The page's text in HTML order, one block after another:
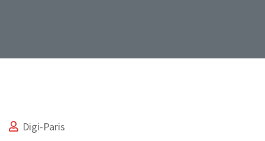
Digi-Paris